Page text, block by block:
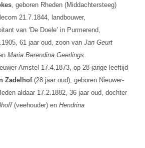
, geboren Rheden (Middachtersteeg)
21.7.1844, landbouwer,
van ‘De Doele’ in Purmerend,
61 jaar oud, zoon van Jan Geurt
Maria Berendina Geerlings
Amstel 17.4.1873, op 28-jarige leeftijd
Zadelhof(28 jaar oud), geboren Nieuwer-
aldaar 17.2.1882, 36 jaar oud, dochter
(veehouder) en Hendrina